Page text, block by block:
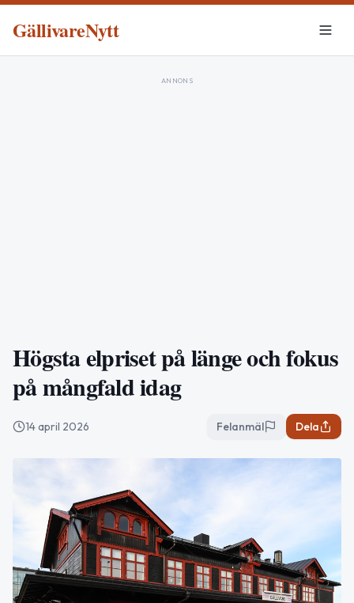
GällivareNytt
ANNONS
Högsta elpriset på länge och fokus
på mångfald idag
14 april 2026 Felanmäl Dela